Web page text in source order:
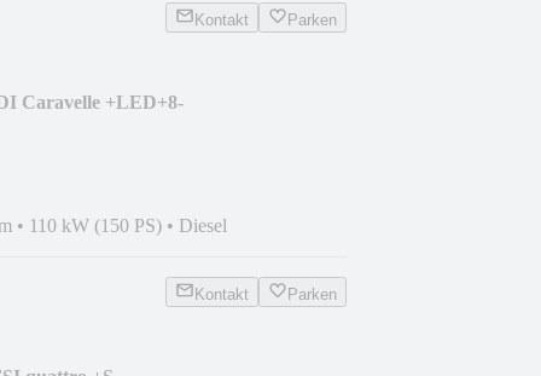
Kontakt Parken
Caravelle +LED+8-
• 110 kW (150 PS) • Diesel
Kontakt Parken